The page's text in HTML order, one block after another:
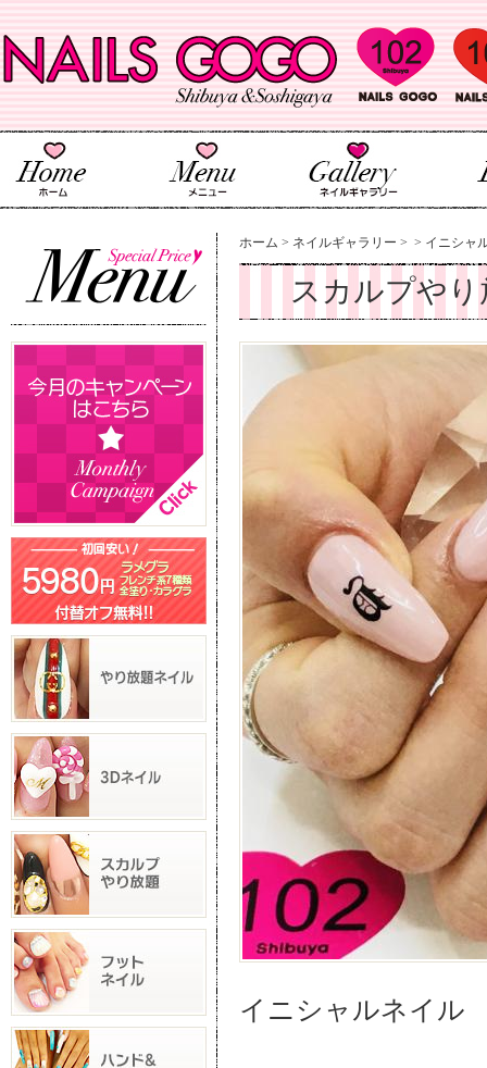
ホーム > ネイルギャラリー > > イニシャ
スカルプや
イニシャルネイル